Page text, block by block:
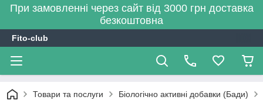
При замовленні через сайт від 3000 грн доставка
безкоштовна
Fito-club
Товари та послуги Біологічно активні добавки (Бади)